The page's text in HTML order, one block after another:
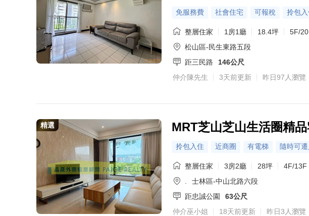
免服務費 社會住宅 可報稅 拎包入
整層住家 1房1廳 18.4坪
5F/
松山區-民生東路五段
距三民路
146公尺
仲介陳先生
3天前更新 昨日97人瀏覽
精選 MRT芝山芝山生活圈精
拎包入住 近商圈 有電梯 隨時可遷
整層住家 3房2廳 28坪
4F/13F
士林區-中山北路六段
距忠誠公園
63公尺
仲介巫小姐
18天前更新 昨日3人瀏覽